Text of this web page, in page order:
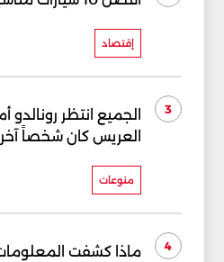
إقتصاد
3
الجميع انتظر رونالدو
العريس كان شخصاً
منوعات
4
ماذا كشفت المعلومات